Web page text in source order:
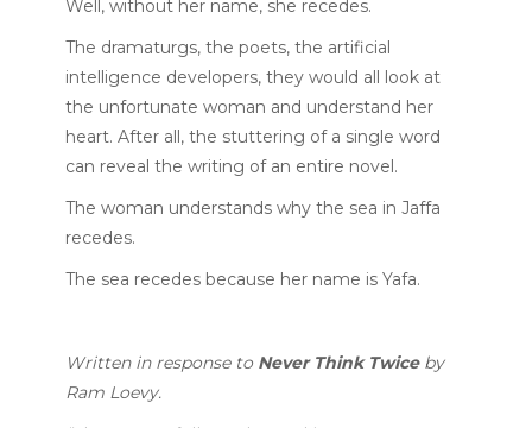
Well, without her name, she recedes.
The dramaturgs, the poets, the artificial
intelligence developers, they would all look at
the unfortunate woman and understand her
heart. After all, the stuttering of a single word
can reveal the writing of an entire novel.
The woman understands why the sea in Jaffa
recedes.
The sea recedes because her name is Yafa.
Written in response to NeverThink Twiceby
Ram Loevy.